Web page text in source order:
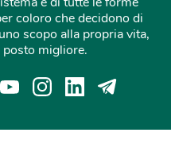
coloro che decidono di
scopo alla propria vita,
migliore.